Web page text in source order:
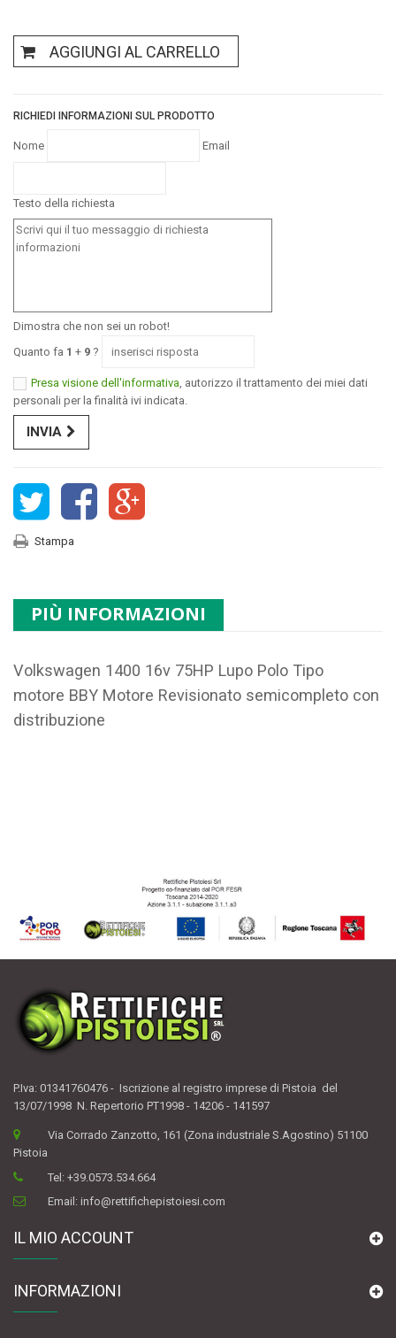
AGGIUNGI AL CARRELLO
RICHIEDI INFORMAZIONI SUL PRODOTTO
Nome Email
Testo della richiesta
Dimostra che non sei un robot!
Quanto fa 1 + 9 ?
Presa visione dell'informativa , autorizzo il trattamento dei miei dati
personali per la finalità ivi indicata.
INVIA
Stampa
PIÙ INFORMAZIONI
Volkswagen 1400 16v 75HP Lupo Polo Tipo
motore BBY Motore Revisionato semicompleto con
distribuzione
P.Iva: 01341760476 - Iscrizione al registro imprese di Pistoia del
13/07/1998 N. Repertorio PT1998 - 14206 - 141597
Via Corrado Zanzotto, 161 (Zona industriale S.Agostino) 51100
Pistoia
Tel:+39.0573.534.664
Email:info@rettifichepistoiesi.com
IL MIO ACCOUNT
INFORMAZIONI